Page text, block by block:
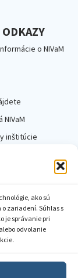
ako sú
zariadení. Súhlas s
je správanie pri
odvolanie
o NIVaM
NIVaM
inštitúcie